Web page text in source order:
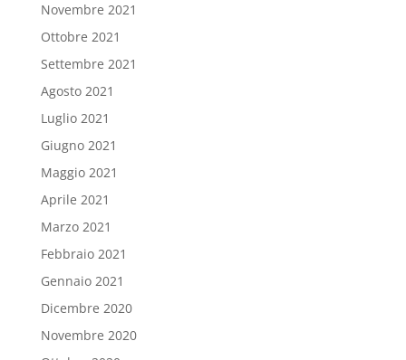
Novembre 2021
Ottobre 2021
Settembre 2021
Agosto 2021
Luglio 2021
Giugno 2021
Maggio 2021
Aprile 2021
Marzo 2021
Febbraio 2021
Gennaio 2021
Dicembre 2020
Novembre 2020